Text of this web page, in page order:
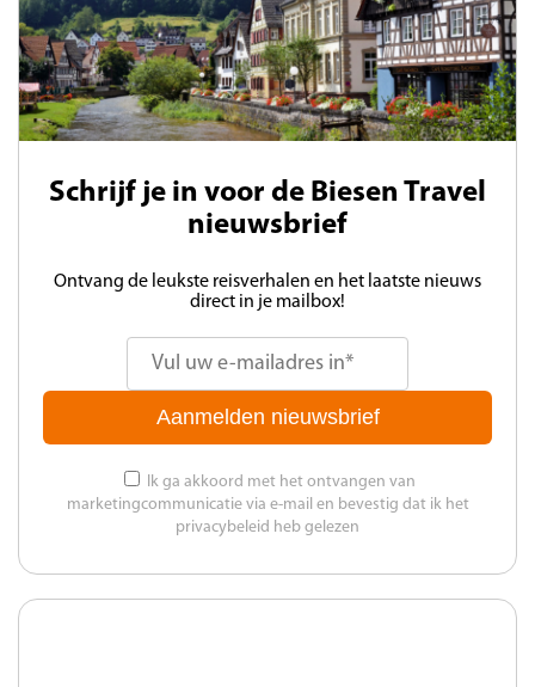
Schrijf je in voor de Biesen Travel
nieuwsbrief
Ontvang de leukste reisverhalen en het laatste nieuws
direct in je mailbox!
Aanmelden nieuwsbrief
Ik ga akkoord met het ontvangen van
marketingcommunicatie via e-mail en bevestig dat ik het
privacybeleid heb gelezen